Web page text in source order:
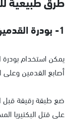
1- بودرة القدمين
يمكن استخدام بودرة
أصابع القدمين وعلى
ضع طبقة رقيقة قبل
على قتل البكتيريا